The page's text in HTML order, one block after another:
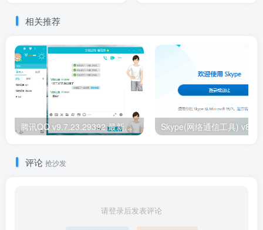
相关推荐
腾讯QQ v9.7.23.29392 最新版腾讯QQ无广告绿色精简版
评论 抢沙发
请登录后发表评论